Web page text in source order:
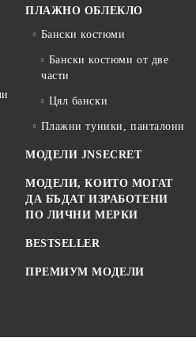
ПЛАЖНО ОБЛЕКЛО
Бански костюми
Бански костюми от две
части
Цял бански
Плажни туники, панталони
МОДЕЛИ JNSECRET
МОДЕЛИ, КОИТО МОГАТ
ДА БЪДАТ ИЗРАБОТЕНИ
ПО ЛИЧНИ МЕРКИ
BESTSELLER
ПРЕМИУМ МОДЕЛИ